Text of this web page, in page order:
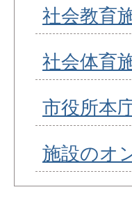
社会教育
社会体育
市役所本
施設のオ